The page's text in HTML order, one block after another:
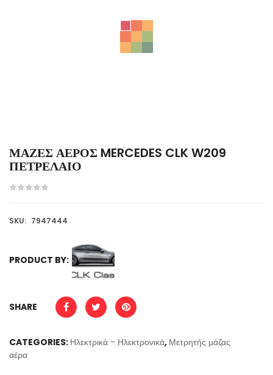
ΜΑΖΕΣ ΑΕΡΟΣ MERCEDES CLK W209
ΠΕΤΡΕΛΑΙΟ
SKU: 7947444
PRODUCT BY:
SHARE
CATEGORIES: Ηλεκτρικά - Ηλεκτρονικά, Μετρητής μάζας
αέρα